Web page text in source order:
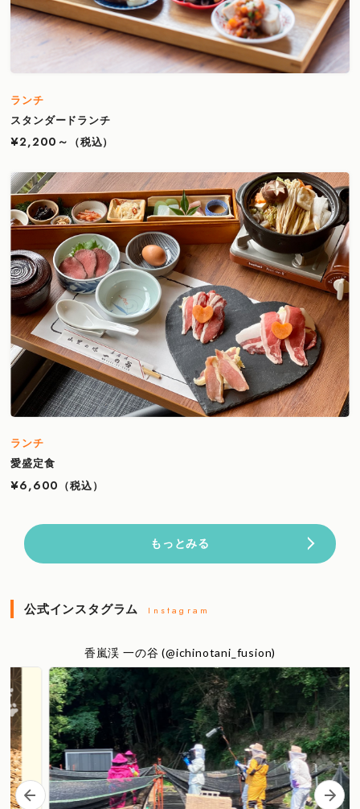
ランチ
スタンダードランチ
¥2,200～
（税込）
ランチ
愛盛定食
¥6,600
（税込）
もっとみる
公式インスタグラム Instagram